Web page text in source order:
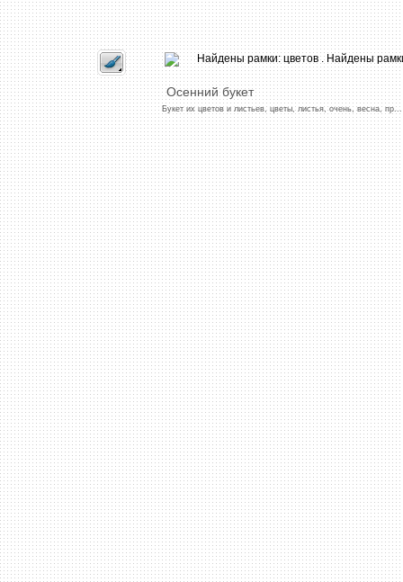
Осенний букет
Букет их цветов и листьев, цветы, листья, очень, весна, пр ...